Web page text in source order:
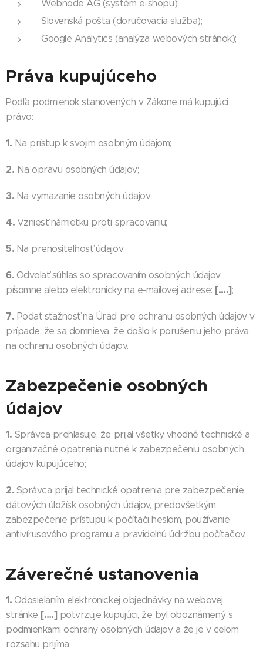
Webnode AG (systém e-shopu);
Slovenská pošta (doručovacia služba);
Google Analytics (analýza webových stránok);
Práva kupujúceho
Podľa podmienok stanovených v Zákone má kupujúci
právo:
1. Na prístup k svojim osobným údajom;
2. Na opravu osobných údajov;
3. Na vymazanie osobných údajov;
4. Vzniesť námietku proti spracovaniu;
5. Na prenositeľnosť údajov;
6. Odvolať súhlas so spracovaním osobných údajov
písomne alebo elektronicky na e-mailovej adrese: [….];
7. Podať sťažnosť na Úrad pre ochranu osobných údajov v
prípade, že sa domnieva, že došlo k porušeniu jeho práva
na ochranu osobných údajov.
Zabezpečenie osobných
údajov
1. Správca prehlasuje, že prijal všetky vhodné technické a
organizačné opatrenia nutné k zabezpečeniu osobných
údajov kupujúceho;
2. Správca prijal technické opatrenia pre zabezpečenie
dátových úložísk osobných údajov, predovšetkým
zabezpečenie prístupu k počítači heslom, používanie
antivírusového programu a pravidelnú údržbu počítačov.
Záverečné ustanovenia
1. Odosielaním elektronickej objednávky na webovej
stránke [….]potvrzuje kupujúci, že byl oboznámený s
podmienkami ochrany osobných údajov a že je v celom
rozsahu prijíma;